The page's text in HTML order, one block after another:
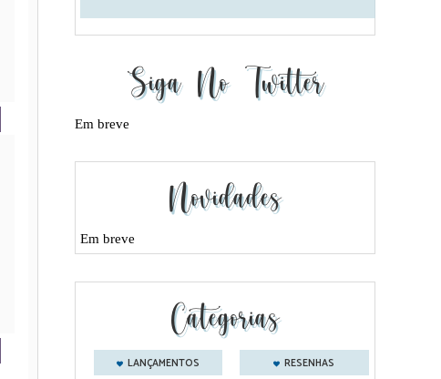
Siga No Twitter
Em breve
Novidades
Em breve
Categorias
LANÇAMENTOS RESENHAS